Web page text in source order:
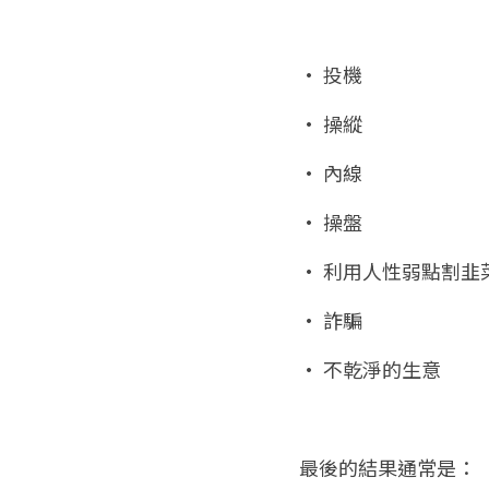
• 投機
• 操縱
• 內線
• 操盤
• 利用人性弱點割韭
• 詐騙
• 不乾淨的生意
最後的結果通常是：